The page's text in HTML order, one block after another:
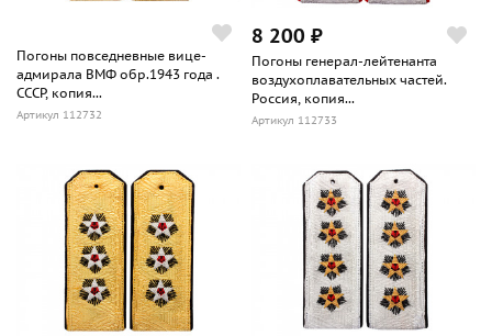
Погоны повседневные вице-
адмирала ВМФ обр.1943 года .
СССР, копия...
Артикул 112732
8 200 ₽
Погоны генерал-лейтенанта
воздухоплавательных частей.
Россия, копия...
Артикул 112733